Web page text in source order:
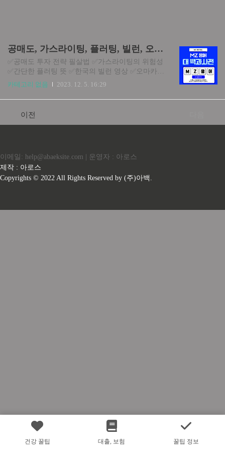
건강 꿀팁 대출, 보험 꿀팁 정보
공매도, 가스라이팅, 플러팅, 빌런, 오마카세 뜻 총정리
✅공매도 투자 전략 필살법 ✅가스라이팅의 위험성
✅간단한 플러팅 뜻 ✅한국의 빌런 영상 ✅오마카세
뜻 요새 mz 세대 용어가 엄청나게 많아져서 티비나
분들이 mz 세대 용어를 완벽하게 알 수 있도록 정
을 확인 가능하니 참고하셔서 많은 정보를 얻어가
카테고리 없음 2023. 12. 5. 16:29
이전
이메일: help@abaeksite.com | 운영자 : 아로스
제작 : 아로스
Copyrights © 2022 All Rights Reserved by (주)아백.